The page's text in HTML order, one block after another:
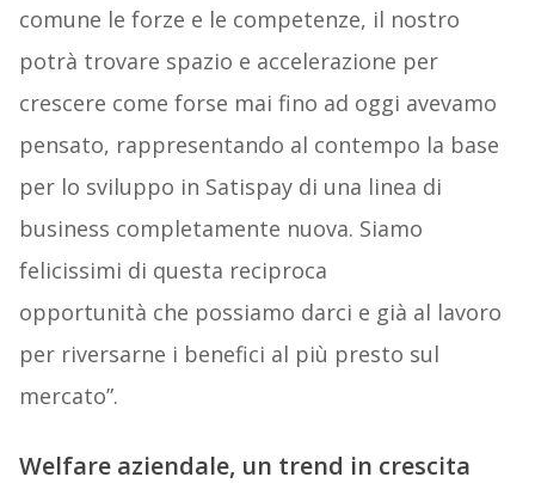
comune le forze e le competenze, il nostro
potrà trovare spazio e accelerazione per
crescere come forse mai fino ad oggi avevamo
pensato, rappresentando al contempo la base
per lo sviluppo in Satispay di una linea di
business completamente nuova. Siamo
felicissimi di questa reciproca
opportunità che possiamo darci e già al lavoro
per riversarne i benefici al più presto sul
mercato”.
Welfare aziendale, un trend in crescita